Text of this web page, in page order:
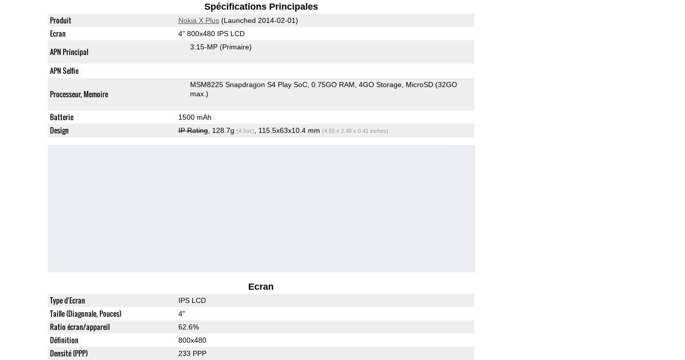
Spécifications Principales
Produit Nokia X Plus(Launched 2014-02-01)
Ecran 4" 800x480 IPS LCD
APN Principal 3.15-MP (Primaire)
APN Selfie
Processeur, Memoire
MSM8225 Snapdragon S4 Play SoC 0.75GO RAM 4GO Storage MicroSD (32GO
max.)
Batterie 1500 mAh
Design IP Rating, 128.7g (4.5oz) , 115.5x63x10.4 mm (4.55 x 2.48 x 0.41 inches)
Ecran
Type d'Ecran IPS LCD
Taille (Diagonale, Pouces) 4"
Ratio écran/appareil 62.6%
Définition 800x480
Densité (PPP) 233 PPP